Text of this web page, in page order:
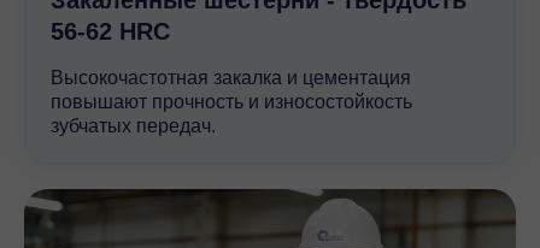
56-62 HRC
Высокочастотная закалка и цементация
повышают прочность и износостойкость
зубчатых передач.